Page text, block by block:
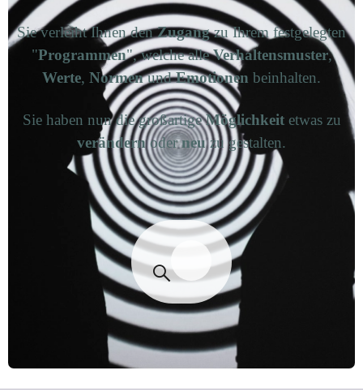
Sie verleiht Ihnen denZugangzu Ihrem festgelegten
"Programmen", welche alleVerhaltensmuster,
Werte, NormenundEmotionen beinhalten.
Sie haben nun die großartigeMöglichkeit etwas zu
verändernoderneuzu gestalten.